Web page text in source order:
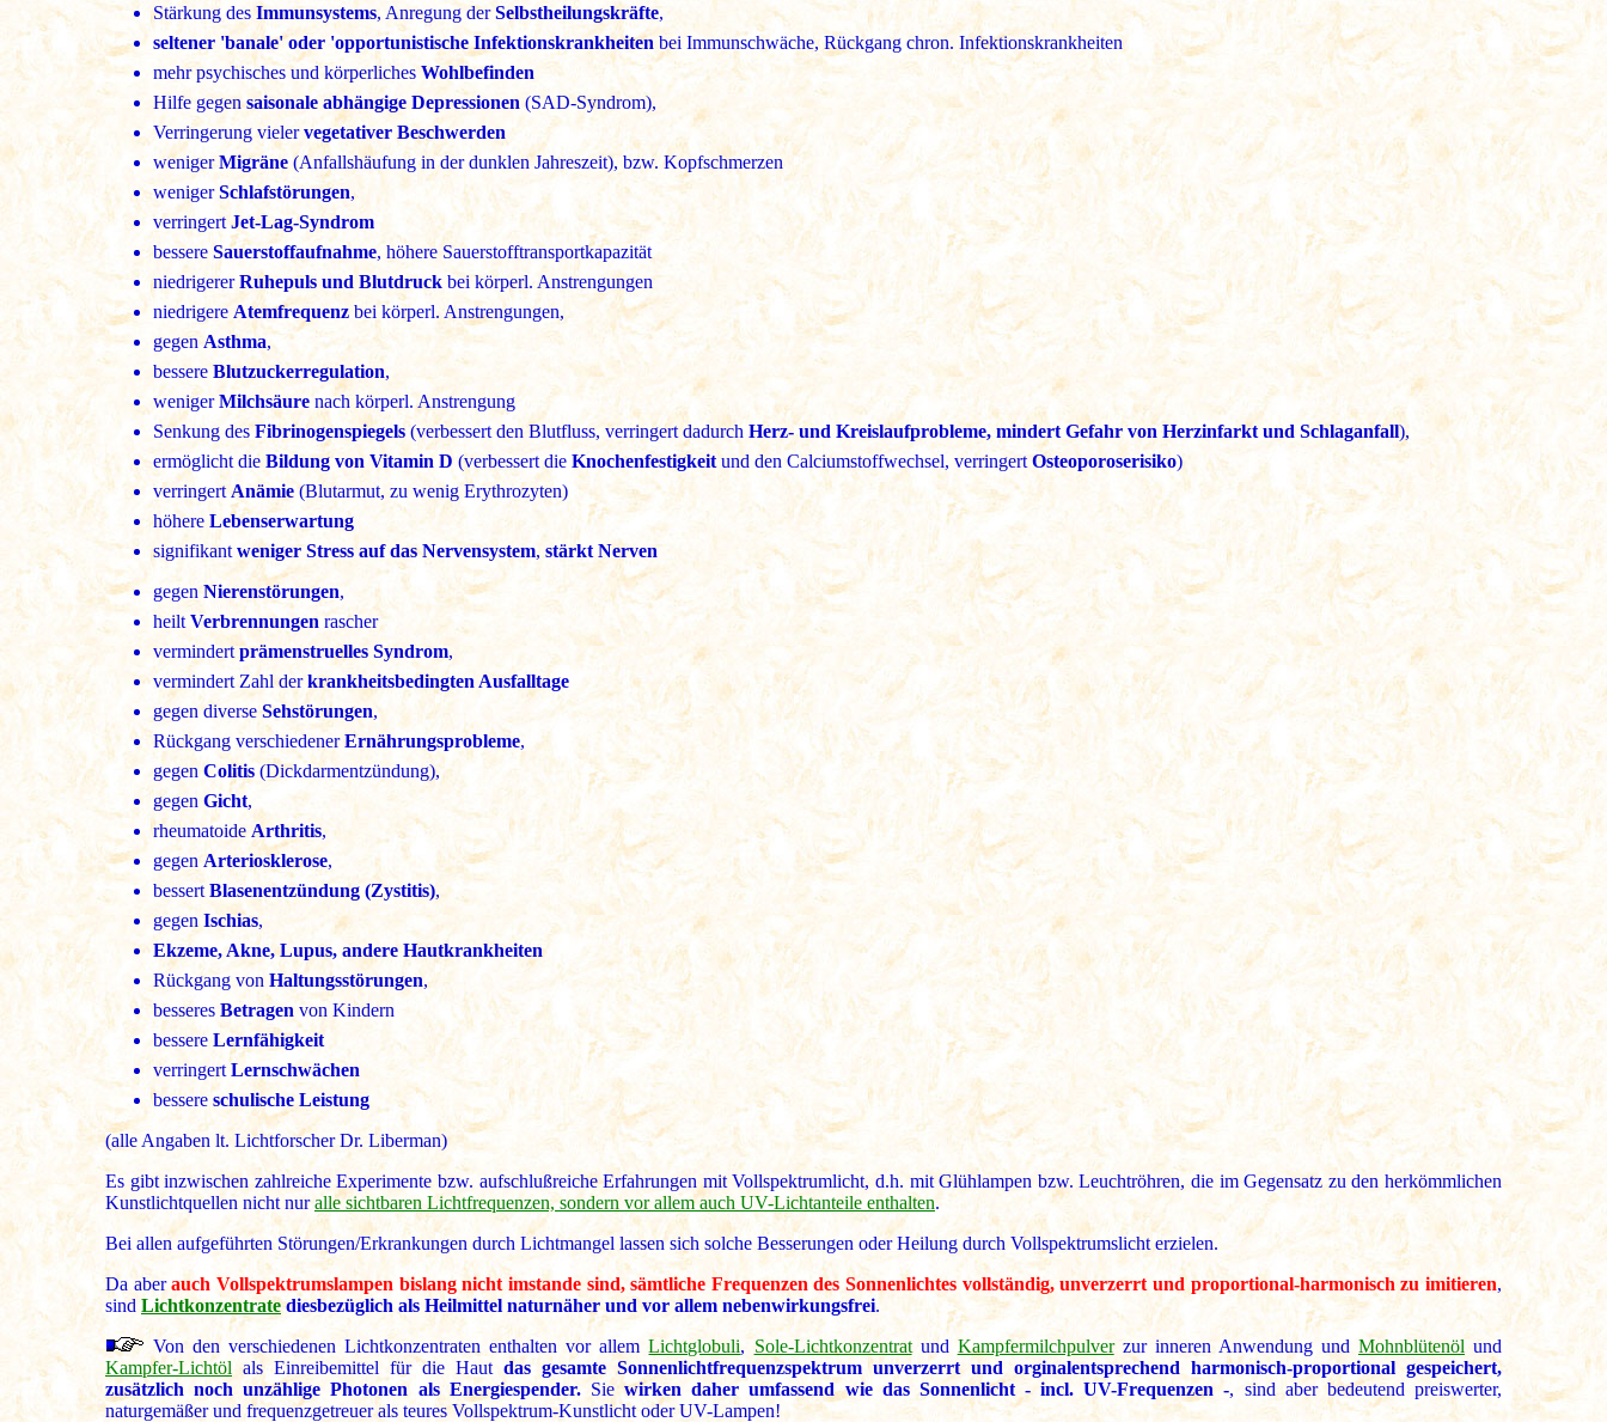
Stärkung des Immunsystems, Anregung derSelbstheilungskräfte,
seltener 'banale' oder 'opportunistische Infektionskrankheiten bei Immunschwäche, Rückgang chron. Infektionskrankheiten
mehr psychisches und körperlichesWohlbefinden
Hilfe gegensaisonale abhängige Depressionen (SAD-Syndrom),
Verringerung vielervegetativer Beschwerden
wenigerMigräne (Anfallshäufung in der dunklen Jahreszeit), bzw. Kopfschmerzen
wenigerSchlafstörungen,
verringert Jet-Lag-Syndrom
bessere Sauerstoffaufnahme, höhere Sauerstofftransportkapazität
niedrigererRuhepuls und Blutdruck bei körperl. Anstrengungen
niedrigere Atemfrequenz bei körperl. Anstrengungen,
gegen Asthma,
bessereBlutzuckerregulation,
wenigerMilchsäurenach körperl. Anstrengung
Senkung desFibrinogenspiegels(verbessert den Blutfluss, verringert dadurch Herz- und Kreislaufprobleme, mindert Gefahr von Herzinfarkt und Schlaganfall),
ermöglicht die Bildung von Vitamin D (verbessert die Knochenfestigkeitund den Calciumstoffwechsel, verringert Osteoporoserisiko)
verringert Anämie(Blutarmut, zu wenig Erythrozyten)
höhere Lebenserwartung
signifikant weniger Stress auf das Nervensystem, stärkt Nerven
gegenNierenstörungen,
heilt Verbrennungen rascher
vermindertprämenstruelles Syndrom,
vermindert Zahl derkrankheitsbedingten Ausfalltage
gegen diverse Sehstörungen,
Rückgang verschiedenerErnährungsprobleme,
gegenColitis (Dickdarmentzündung),
gegen Gicht,
rheumatoide Arthritis,
gegenArteriosklerose,
bessert Blasenentzündung (Zystitis),
gegen Ischias,
Ekzeme, Akne, Lupus, andere Hautkrankheiten
Rückgang von Haltungsstörungen,
besseres Betragen von Kindern
bessere Lernfähigkeit
verringert Lernschwächen
bessere schulische Leistung
(alle Angaben lt. Lichtforscher Dr. Liberman)
Es gibt inzwischen zahlreiche Experimente bzw. aufschlußreiche Erfahrungen mit Vollspektrumlicht, d.h. mit Glühlampen bzw. Leuchtröhren, die im Gegensatz zu den herkömmlichen
Kunstlichtquellen nicht nuralle sichtbaren Lichtfrequenzen, sondern vor allem auch UV-Lichtanteile enthalten.
Bei allen aufgeführten Störungen/Erkrankungen durch Lichtmangel lassen sich solche Besserungen oder Heilung durch Vollspektrumslicht erzielen.
Da aberauch Vollspektrumslampen bislang nicht imstande sind, sämtliche Frequenzen des Sonnenlichtes vollständig, unverzerrt und proportional-harmonisch zu imitieren,
sind Lichtkonzentratediesbezüglich als Heilmittel naturnäher und vor allem nebenwirkungsfrei.
Von den verschiedenen Lichtkonzentraten enthalten vor allemLichtglobuli, Sole-Lichtkonzentratund Kampfermilchpulverzur inneren Anwendung und Mohnblütenöl und
Kampfer-Lichtöl als Einreibemittel für die Haut das gesamte Sonnenlichtfrequenzspektrum unverzerrt und orginalentsprechend harmonisch-proportional gespeichert,
zusätzlich noch unzählige Photonen als Energiespender.Siewirken daher umfassend wie das Sonnenlicht - incl. UV-Frequenzen -, sind aber bedeutend preiswerter,
naturgemäßer und frequenzgetreuer als teures Vollspektrum-Kunstlicht oder UV-Lampen!